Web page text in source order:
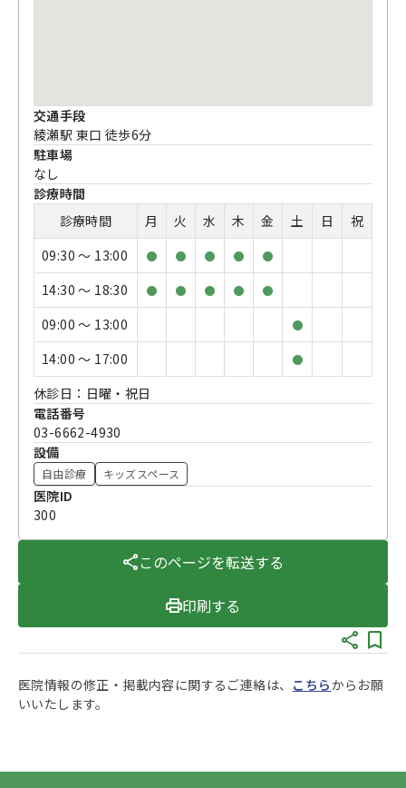
交通手段
綾瀬駅 東口 徒歩6分
駐車場
なし
診療時間
診療時間
月 火 水 木 金 土 日
祝
09:30 〜 13:00
● ● ● ● ●
14:30 〜 18:30 ● ● ● ● ●
09:00 〜 13:00 ●
14:00 〜 17:00 ●
休診日：日曜・祝日
電話番号
03-6662-4930
設備
自由診療 キッズスペース
医院ID
300
このページを転送する
印刷する
医院情報の修正・掲載内容に関するご連絡は、 こちらからお願
いいたします。